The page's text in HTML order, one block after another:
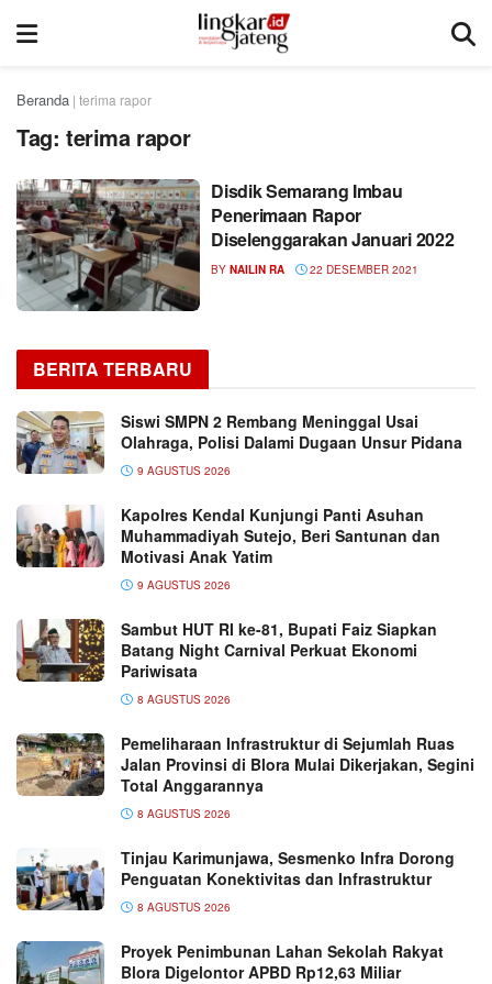
Beranda | terima rapor
Tag: terima rapor
Disdik Semarang Imbau
Penerimaan Rapor
Diselenggarakan Januari 2022
BY NAILIN RA 22 DESEMBER 2021
BERITA TERBARU
Siswi SMPN 2 Rembang Meninggal Usai
Olahraga, Polisi Dalami Dugaan Unsur Pidana
9 AGUSTUS 2026
Kapolres Kendal Kunjungi Panti Asuhan
Muhammadiyah Sutejo, Beri Santunan dan
Motivasi Anak Yatim
9 AGUSTUS 2026
Sambut HUT RI ke-81, Bupati Faiz Siapkan
Batang Night Carnival Perkuat Ekonomi
Pariwisata
8 AGUSTUS 2026
Pemeliharaan Infrastruktur di Sejumlah Ruas
Jalan Provinsi di Blora Mulai Dikerjakan, Segini
Total Anggarannya
8 AGUSTUS 2026
Tinjau Karimunjawa, Sesmenko Infra Dorong
Penguatan Konektivitas dan Infrastruktur
8 AGUSTUS 2026
Proyek Penimbunan Lahan Sekolah Rakyat
Blora Digelontor APBD Rp12,63 Miliar